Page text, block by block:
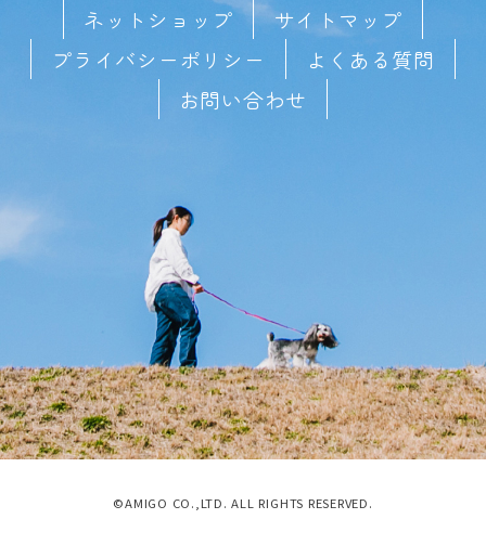
ネットショップ
サイトマップ
プライバシーポリシー
よくある質問
お問い合わせ
©AMIGO CO.,LTD. ALL RIGHTS RESERVED.